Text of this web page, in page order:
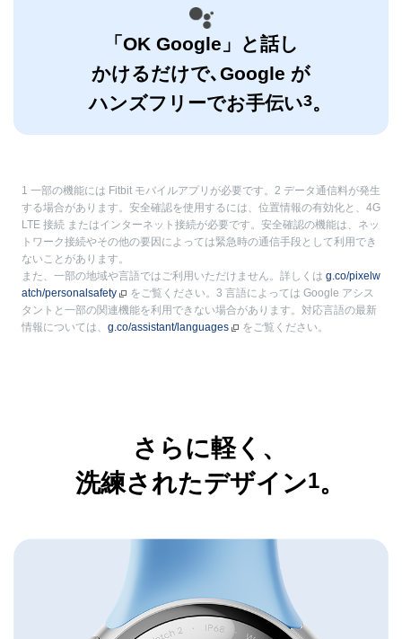
「OK Google」と話し
かけるだけで､ Google が
ハンズフリーでお手伝い3。
1 一部の機能には Fitbit モバイルアプリが必要です。2 データ通信料が発生
する場合があります。安全確認を使用するには、位置情報の有効化と、4G
LTE 接続 またはインターネット接続が必要です。安全確認の機能は、ネッ
トワーク接続やその他の要因によっては緊急時の通信手段として利用でき
ないことがあります。
また、一部の地域や言語ではご利用いただけません。詳しくは g.co/pixelw
atch/personalsafety
をご覧ください。3 言語によっては Google アシス
タントと一部の関連機能を利用できない場合があります。対応言語の最新
情報については、 g.co/assistant/languages をご覧ください。
さらに軽く、
洗練されたデザイン1。